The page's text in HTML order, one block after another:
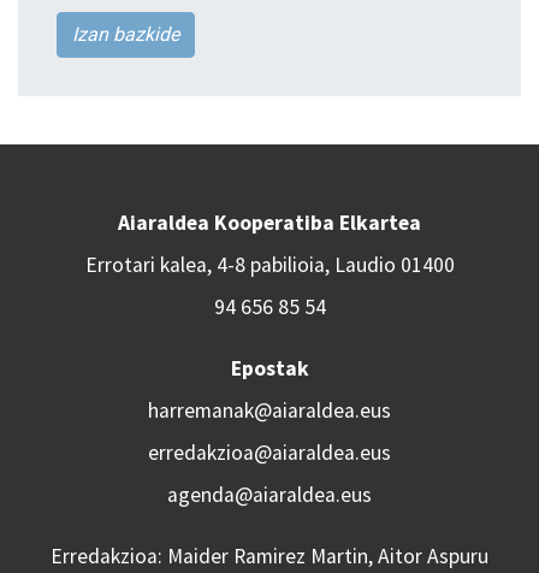
Izan bazkide
Aiaraldea Kooperatiba Elkartea
Errotari kalea, 4-8 pabilioia, Laudio 01400
94 656 85 54
Epostak
harremanak@aiaraldea.eus
erredakzioa@aiaraldea.eus
agenda@aiaraldea.eus
Erredakzioa: Maider Ramirez Martin, Aitor Aspuru